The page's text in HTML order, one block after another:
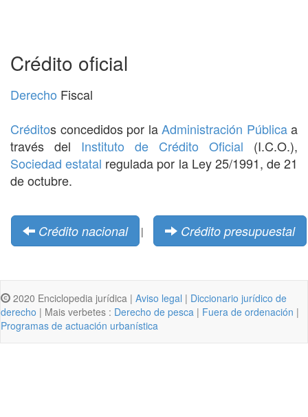
Crédito oficial
Derecho Fiscal
Créditos concedidos por laAdministración Públicaa
través del Instituto de Crédito Oficial (I.C.O.),
Sociedad estatal regulada por la Ley 25/1991, de 21
de octubre.
Crédito nacional | Crédito presupuestal
2020 Enciclopedia jurídica | Aviso legal | Diccionario jurídico de
derecho | Mais verbetes : Derecho de pesca | Fuera de ordenación |
Programas de actuación urbanística